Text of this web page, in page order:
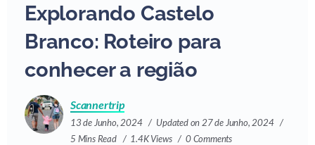
Explorando Castelo
Branco: Roteiro para
conhecer a região
Scannertrip
13 de Junho, 2024
Updated on 27 de Junho, 2024
5 Mins Read
1.4K Views 0 Comments